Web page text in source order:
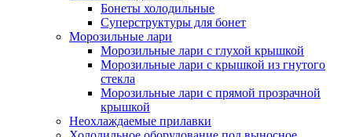
Бонеты холодильные
Суперструктуры для бонет
Морозильные лари
Морозильные лари с глухой крышкой
Морозильные лари с крышкой из гнутого
стекла
Морозильные лари с прямой прозрачной
крышкой
Неохлаждаемые прилавки